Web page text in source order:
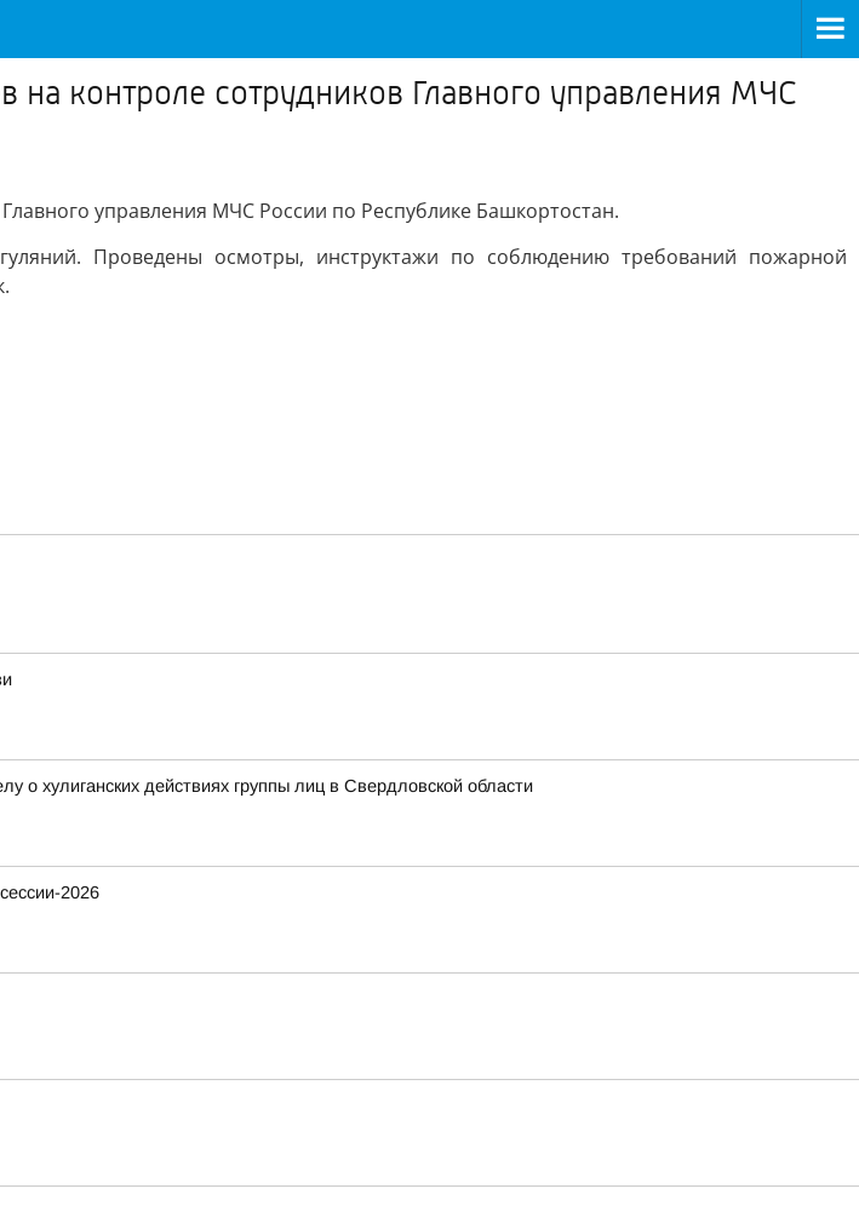
на контроле сотрудников Главного управления МЧС
управления МЧС России по Республике Башкортостан.
Проведены осмотры, инструктажи по соблюдению требований пожарной
о хулиганских действиях группы лиц в Свердловской области
2026